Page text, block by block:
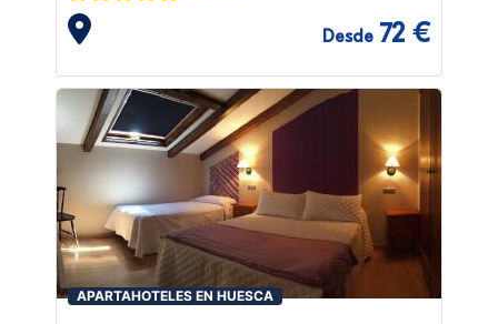
Desde 72 €
APARTAHOTELES EN HUESCA